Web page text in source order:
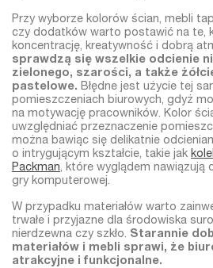
Przy wyborze kolorów ścian, mebli
czy dodatków warto postawić na te,
koncentrację, kreatywność i dobrą
sprawdzą się wszelkie odcienie
zielonego, szarości, a także
pastelowe. Błędne jest użycie tej
pomieszczeniach biurowych, gdyż
na motywację pracowników. Kolor
uwzględniać przeznaczenie
można bawiąc się delikatnie
o intrygującym kształcie, takie jak
Packman, które wyglądem nawiązują
gry komputerowej.
W przypadku materiałów warto
trwałe i przyjazne dla środowiska
nierdzewna czy szkło. Starannie
materiałów i mebli sprawi, że
atrakcyjne i funkcjonalne.